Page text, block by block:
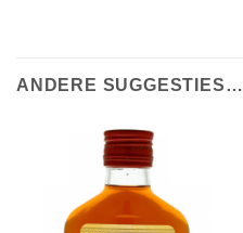
ANDERE SUGGESTIES…